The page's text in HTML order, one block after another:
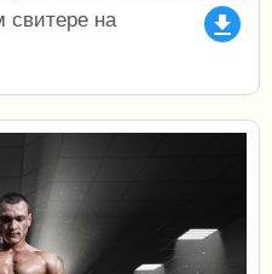
file_download
на